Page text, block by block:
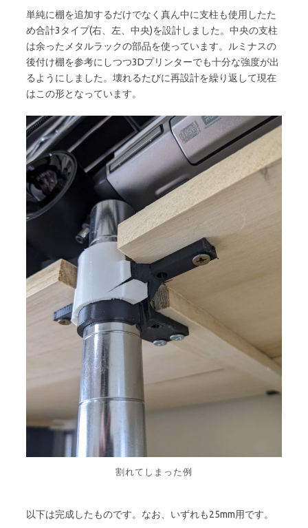
単純に棚を追加するだけでなく真ん中に支柱も使用したた
め合計3タイプ(右、左、中央)を設計しました。中央の支柱
は余ったメタルラックの部品を使っています。ルミナスの
後付け棚を参考にしつつ3Dプリンターでも十分な強度が出
るようにしました。壊れるたびに再設計を繰り返して現在
はこの形となっています。
割れてしまった例
以下は完成したものです。なお、いずれも25mm用です。